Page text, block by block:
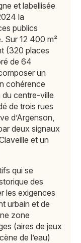
et labellisée
la
publics
Sur 12 400 m²
(320 places
de 64
un
cohérence
du centre-ville
de trois rues
d’Argenson,
deux signaux
et un
qui se
des
les exigences
urbain et de
zone
(aires de jeux
de l’eau)